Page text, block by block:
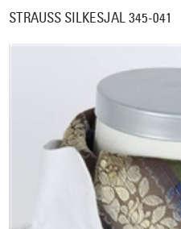
STRAUSS SILKESJAL 345-041